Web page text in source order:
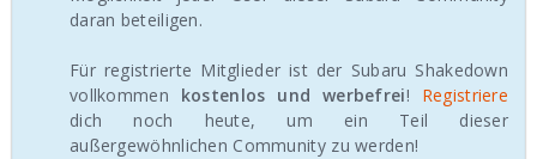
daran beteiligen.
Für registrierte Mitglieder ist der Subaru Shakedown
vollkommen kostenlos und werbefrei! Registriere
dich noch heute, um ein Teil dieser
außergewöhnlichen Community zu werden!